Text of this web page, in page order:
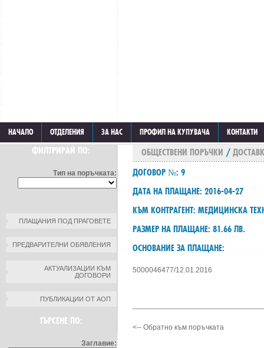
НАЧАЛО ОТДЕЛЕНИЯ ЗА НАС ПРОФИЛ НА КУПУВАЧА КОНТАКТИ
ФИЛТРИРАЙ ПО:
Тип на поръчката:
ПЛАЩАНИЯ ПОД ПРАГОВЕТЕ
ПРЕДВАРИТЕЛНИ ОБЯВЛЕНИЯ
АКТУАЛИЗАЦИИ КЪМ
ДОГОВОРИ
ПУБЛИКАЦИИ ОТ АОП
ТЪРСЕНЕ ПО:
Заглавие:
ОБЩЕСТВЕНИ ПОРЪЧКИ /
ДОГОВОР №: 9
ДАТА НА ПЛАЩАНЕ: 2016-04-27
КЪМ КОНТРАГЕНТ: МЕДИЦИНСКА
РАЗМЕР НА ПЛАЩАНЕ: 81.66 ЛВ.
ОСНОВАНИЕ ЗА ПЛАЩАНЕ:
5000046477/12.01.2016
<-- Обратно към поръчката